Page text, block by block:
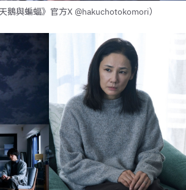
鵝與蝙蝠》官方X @hakuchotokomori）